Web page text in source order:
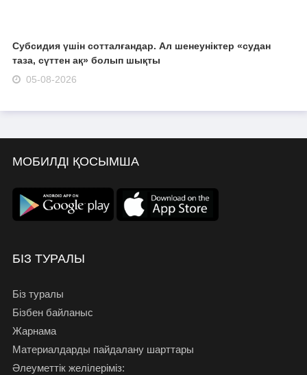
Субсидия үшін сотталғандар. Ал шенеуніктер «судан
таза, сүттен ақ» болып шықты
05-08-2026
МОБИЛДІ ҚОСЫМША
БІЗ ТУРАЛЫ
Біз туралы
Бізбен байланыс
Жарнама
Материалдарды пайдалану шарттары
Әлеуметтік желілеріміз: